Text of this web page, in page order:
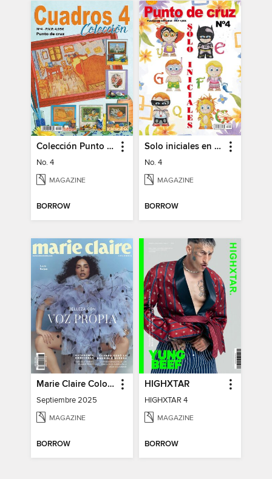
Colección Punto de Cruz
No. 4
MAGAZINE
BORROW
Solo iniciales en Punto de Cruz
No. 4
MAGAZINE
BORROW
Marie Claire Colombia
Septiembre 2025
MAGAZINE
BORROW
HIGHXTAR
HIGHXTAR 4
MAGAZINE
BORROW